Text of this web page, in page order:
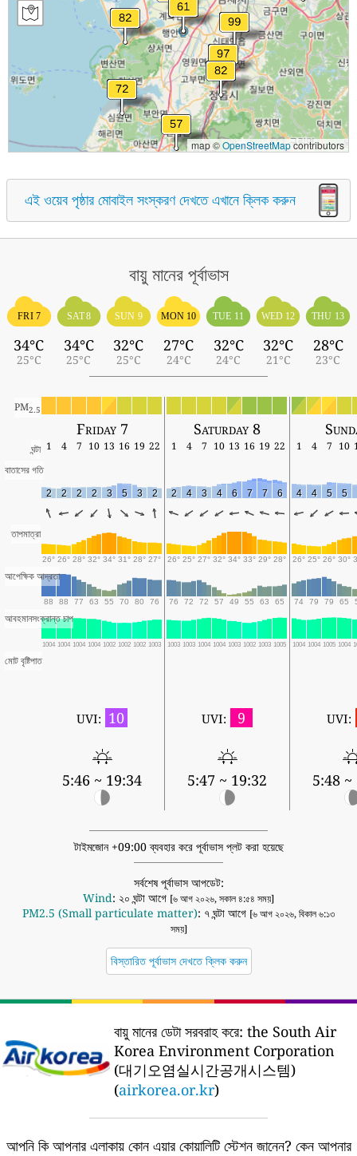
map ©OpenStreetMapcontributors
এই ওয়েব পৃষ্ঠার মোবাইল সংস্করণ দেখতে এখানে ক্লিক করুন
বায়ু মানের পূর্বাভাস
FRI 7
34°C
25°C
SAT 8
34°C
25°C
SUN 9
32°C
25°C
MON 10
27°C
24°C
TUE 11
32°C
24°C
WED 12
32°C
21°C
THU 13
28°C
23°C
PM2.5
Friday 7 Saturday 8
ঘন্টা 1 4 7 10 13 16 19 22 1 4 7 10 13 16 19 22 1 4 7 10
বাতাসের গতি
2 2 2 2 3 5 3 2 2 4 3 4 6 7 7 6 4 4 5 5
তাপমাত্রা
26° 26° 28° 32° 34° 31° 28° 27° 26° 25° 27° 32° 34° 33° 29° 28° 26° 25° 26° 30°
আপেক্ষিক আদ্রতা
88 88 77 63 55 70 80 76 76 72 72 57 49 55 63 65 74 79 79 65
আবহমানসংক্রান্ত চাপ
1004 1004 1004 1004 1002 1002 1002 1003 1003 1003 1004 1004 1003 1002 1003 1005 1004 1004 1005 1004
মোট বৃষ্টিপাত
UVI: 10
5:46 ~ 19:34
UVI: 9
5:47 ~ 19:32
UVI:
5:48 ~
টাইমজোন +09:00 ব্যবহার করে পূর্বাভাস প্লট করা হয়েছে
সর্বশেষ পূর্বাভাস আপডেট:
Wind: ২০ ঘন্টা আগে [৬ আগ ২০২৬, সকাল ৪:৫৪ সময়]
PM2.5 (Small particulate matter): ৭ ঘন্টা আগে [৬ আগ ২০২৬, বিকাল ৬:১৩
সময়]
বিস্তারিত পূর্বাভাস দেখতে ক্লিক করুন
বায়ু মানের ডেটা সরবরাহ করে: the South Air
Korea Environment Corporation
(대기오염실시간공개시스템)
(airkorea.or.kr)
আপনি কি আপনার এলাকায় কোন এয়ার কোয়ালিটি স্টেশন জানেন? কেন আপনার